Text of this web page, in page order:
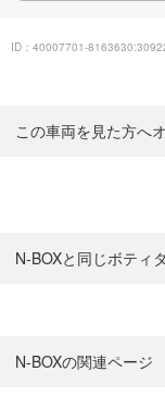
ID：40007701-
この車両を見た方へ
N-BOXと同じボティ
N-BOXの関連ページ